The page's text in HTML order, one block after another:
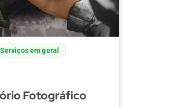
Serviços em geral
Fotográfico